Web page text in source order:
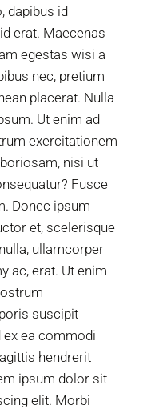
dapibus id
erat. Maecenas
egestas wisi a
nec, pretium
placerat. Nulla
Ut enim ad
exercitationem
nisi ut
Fusce
Donec ipsum
et, scelerisque
ullamcorper
ac, erat. Ut enim
suscipit
ex ea commodi
hendrerit
ipsum dolor sit
elit. Morbi